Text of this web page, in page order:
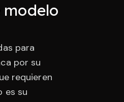
modelo
para
por su
requieren
es su